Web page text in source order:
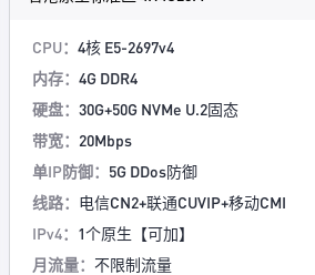
CPU： 4核 E5-2697v4
内存： 4G DDR4
硬盘： 30G+50G NVMe U.2固态
带宽： 20Mbps
单IP防御： 5G DDos防御
线路： 电信CN2+联通CUVIP+移动CMI
IPv4： 1个原生【可加】
月流量： 不限制流量